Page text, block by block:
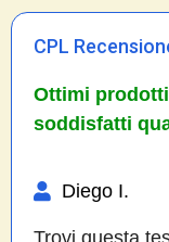
CPL
Ottimi
soddisfatti
Diego I.
Trovi questa